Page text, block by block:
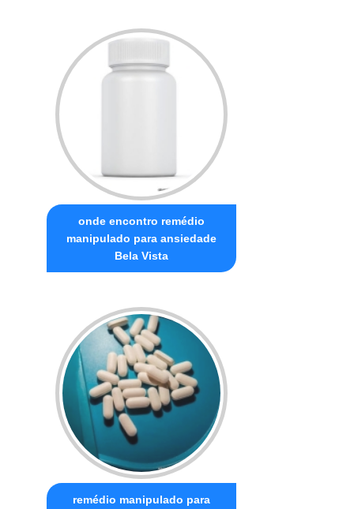
onde encontro remédio
manipulado para ansiedade
Bela Vista
remédio manipulado para